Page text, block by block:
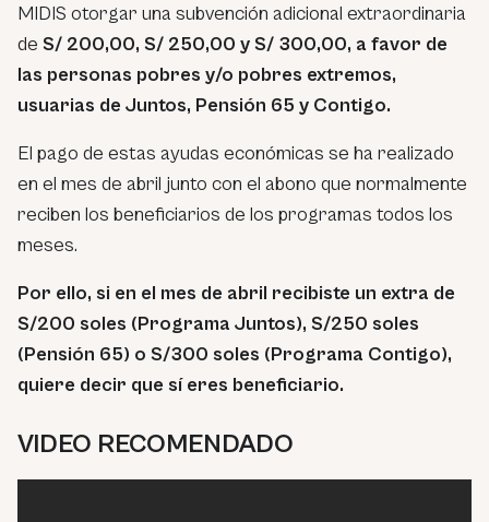
MIDIS otorgar una subvención adicional extraordinaria
de S/ 200,00, S/ 250,00 y S/ 300,00, a favor de
las personas pobres y/o pobres extremos,
usuarias de Juntos, Pensión 65 y Contigo.
El pago de estas ayudas económicas se ha realizado
en el mes de abril junto con el abono que normalmente
reciben los beneficiarios de los programas todos los
meses.
Por ello, si en el mes de abril recibiste un extra de
S/200 soles (Programa Juntos), S/250 soles
(Pensión 65) o S/300 soles (Programa Contigo),
quiere decir que sí eres beneficiario.
VIDEO RECOMENDADO